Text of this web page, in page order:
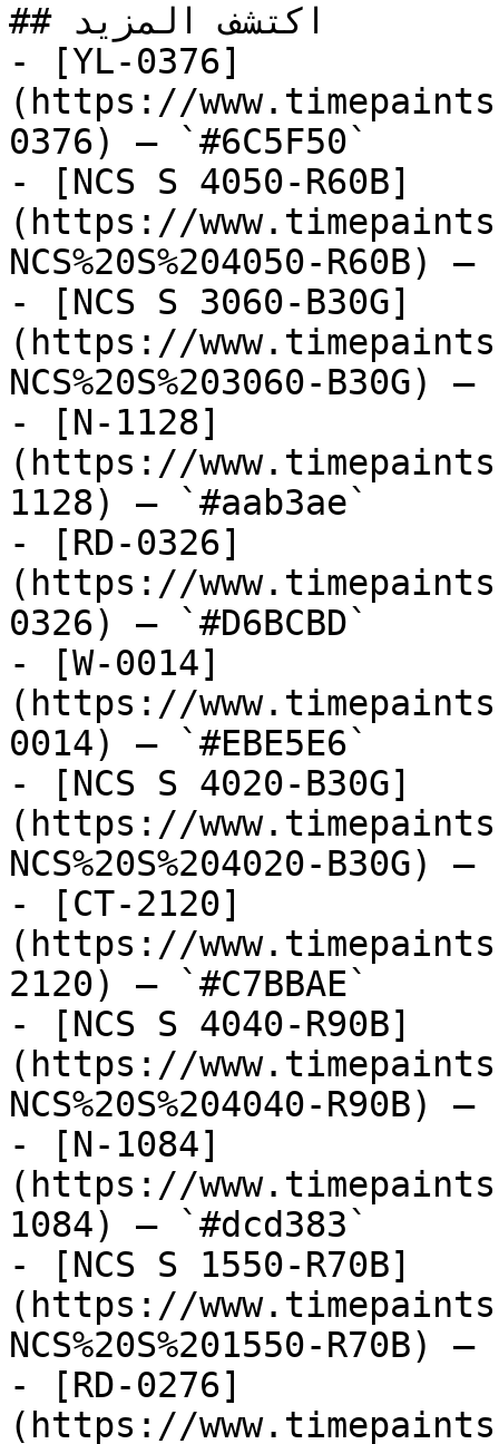
## اكتشف المزيد
- [YL-0376]
(https://
0376) — `#6C5F50`
- [NCS S 4050-R60B]
(https://
NCS%20S%204050-R60B)
- [NCS S 3060-B30G]
(https://
NCS%20S%203060-B30G)
- [N-1128]
(https://
1128) — `#aab3ae`
- [RD-0326]
(https://
0326) — `#D6BCBD`
- [W-0014]
(https://
0014) — `#EBE5E6`
- [NCS S 4020-B30G]
(https://
NCS%20S%204020-B30G)
- [CT-2120]
(https://
2120) — `#C7BBAE`
- [NCS S 4040-R90B]
(https://
NCS%20S%204040-R90B)
- [N-1084]
(https://
1084) — `#dcd383`
- [NCS S 1550-R70B]
(https://
NCS%20S%201550-R70B)
- [RD-0276]
(https://